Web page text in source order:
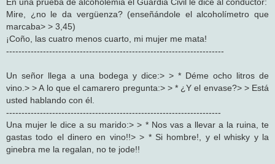
s
a
e
Mire, ¿no le da vergüenza? (enseñándole el alcoholímetro que
marcaba> > 3,45)
¡Coño, las cuatro menos cuarto, mi mujer me mata!
-----------------------------------------------------------------------
Un señor llega a una bodega y dice:> > * Déme ocho litros de
vino.> > A lo que el camarero pregunta:> > * ¿Y el envase?> > Está
usted hablando con él.
----------------------------------------------------------------------
Una mujer le dice a su marido:> > * Nos vas a llevar a la ruina, te
gastas todo el dinero en vino!!> > * Si hombre!, y el whisky y la
ginebra me la regalan, no te jode!!